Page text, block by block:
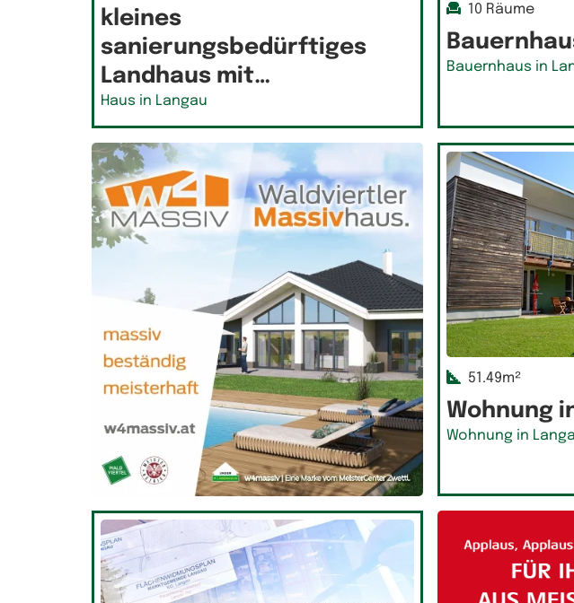
kleines
sanierungsbedürftiges
Landhaus mit…
Haus in Langau
10 Räume
Bauernhaus in
51.49m²
Wohnung
Wohnung in